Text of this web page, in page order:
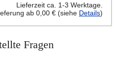
Lieferzeit ca. 1-3 Werktage.
ab 0,00 € (siehe Details)
Fragen